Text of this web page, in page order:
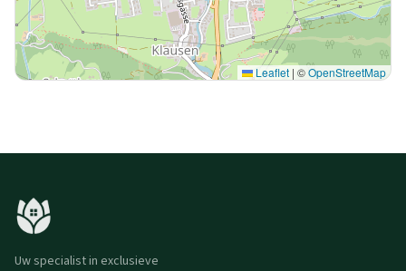
Leaflet | ©OpenStreetMap
Uw specialist in exclusieve